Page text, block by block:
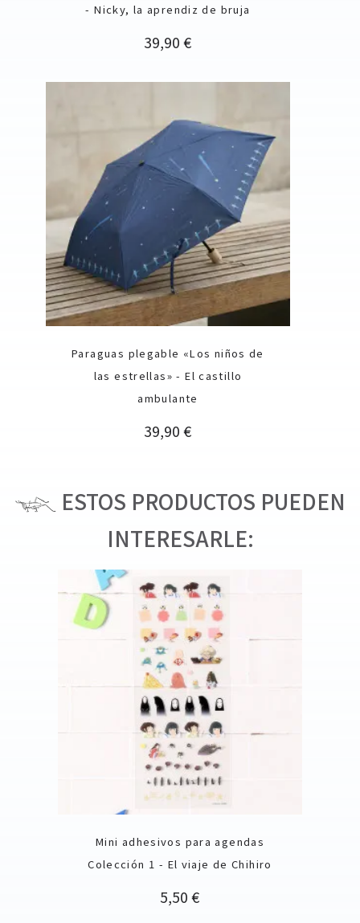
- Nicky, la aprendiz de bruja
Precio
39,90 €
Paraguas plegable «Los niños de
las estrellas» - El castillo
ambulante
Precio
39,90 €
ESTOS PRODUCTOS PUEDEN
INTERESARLE:
Mini adhesivos para agendas
Colección 1 - El viaje de Chihiro
Precio
5,50 €